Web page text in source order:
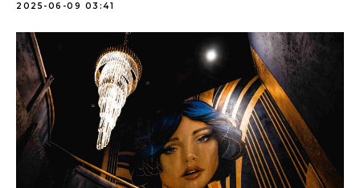
2025-06-09 03:41